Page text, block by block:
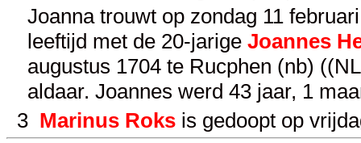
Joanna trouwt op zondag 11
leeftijd met de 20-jarige Joannes
augustus 1704 te Rucphen (nb)
aldaar. Joannes werd 43 jaar, 1
3 Marinus Roksis gedoopt op